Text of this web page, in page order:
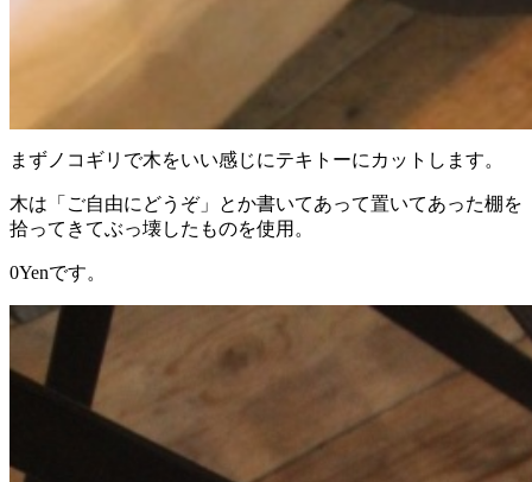
まずノコギリで木をいい感じにテキトーにカットします。
木は「ご自由にどうぞ」とか書いてあって置いてあった棚を
拾ってきてぶっ壊したものを使用。
0Yenです。